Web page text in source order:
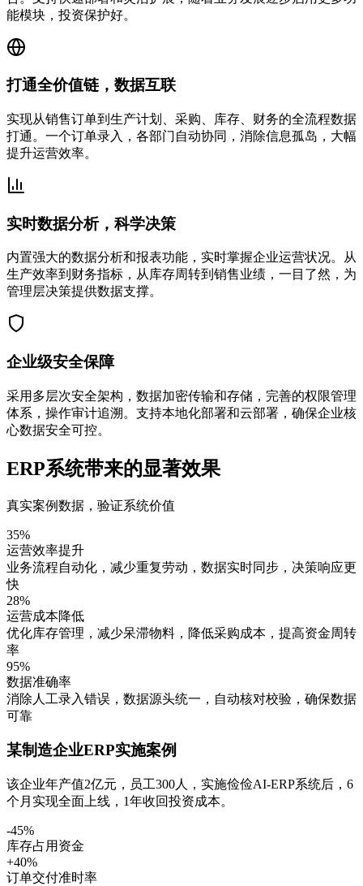
能模块，投资保护好。
打通全价值链，数据互联
实现从销售订单到生产计划、采购、库存、财务的全流程数据
打通。一个订单录入，各部门自动协同，消除信息孤岛，大幅
提升运营效率。
实时数据分析，科学决策
内置强大的数据分析和报表功能，实时掌握企业运营状况。从
生产效率到财务指标，从库存周转到销售业绩，一目了然，为
管理层决策提供数据支撑。
企业级安全保障
采用多层次安全架构，数据加密传输和存储，完善的权限管理
体系，操作审计追溯。支持本地化部署和云部署，确保企业核
心数据安全可控。
ERP系统带来的显著效果
真实案例数据，验证系统价值
35%
运营效率提升
业务流程自动化，减少重复劳动，数据实时同步，决策响应更
快
28%
运营成本降低
优化库存管理，减少呆滞物料，降低采购成本，提高资金周转
率
95%
数据准确率
消除人工录入错误，数据源头统一，自动核对校验，确保数据
可靠
某制造企业ERP实施案例
该企业年产值2亿元，员工300人，实施俭俭AI-ERP系统后，6
个月实现全面上线，1年收回投资成本。
-45%
库存占用资金
+40%
订单交付准时率